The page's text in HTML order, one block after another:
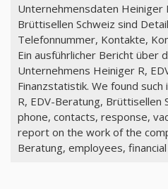
Unternehmensdaten Heiniger
Brüttisellen Schweiz sind
Telefonnummer, Kontakte,
Ein ausführlicher Bericht über
Unternehmens Heiniger R,
Finanzstatistik. We found
R, EDV-Beratung, Brüttisellen
phone, contacts, response,
report on the work of the
Beratung, employees,